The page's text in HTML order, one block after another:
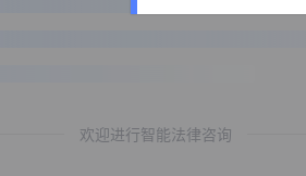
欢迎进行智能法律咨询